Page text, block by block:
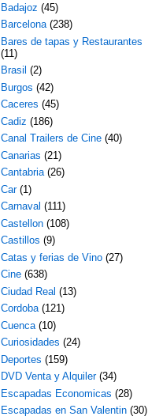
Badajoz (45)
Barcelona (238)
Bares de tapas y Restaurantes
(11)
Brasil (2)
Burgos (42)
Caceres (45)
Cadiz (186)
Canal Trailers de Cine (40)
Canarias (21)
Cantabria (26)
Car (1)
Carnaval (111)
Castellon (108)
Castillos (9)
Catas y ferias de Vino (27)
Cine (638)
Ciudad Real (13)
Cordoba (121)
Cuenca (10)
Curiosidades (24)
Deportes (159)
DVD Venta y Alquiler (34)
Escapadas Economicas (28)
Escapadas en San Valentin (30)